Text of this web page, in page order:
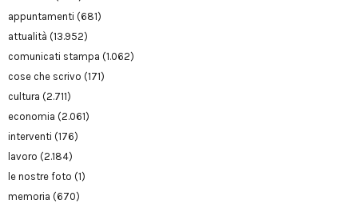
appuntamenti (681)
attualità (13.952)
comunicati stampa (1.062)
cose che scrivo (171)
cultura (2.711)
economia (2.061)
interventi (176)
lavoro (2.184)
le nostre foto (1)
memoria (670)